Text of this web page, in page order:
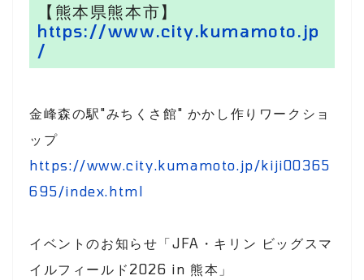
【熊本県熊本市】
https://www.city.kumamoto.jp
/
金峰森の駅"みちくさ館" かかし作りワークショ
ップ
https://www.city.kumamoto.jp/kiji00365
695/index.html
イベントのお知らせ「JFA・キリン ビッグスマ
イルフィールド2026 in 熊本」